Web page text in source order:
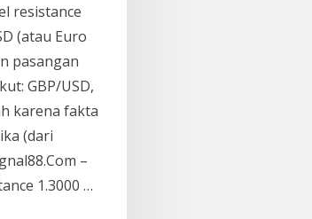
resistance
pasangan
GBP/USD,
karena fakta
(dari
–
1.3000 …